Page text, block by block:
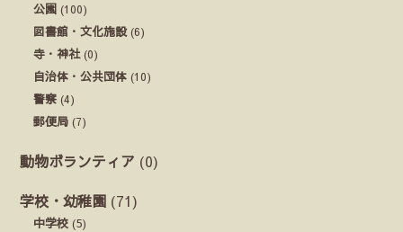
公園 (100)
図書館・文化施設(6)
寺・神社(0)
自治体・公共団体 (10)
警察 (4)
郵便局 (7)
動物ボランティア (0)
学校・幼稚園 (71)
中学校 (5)